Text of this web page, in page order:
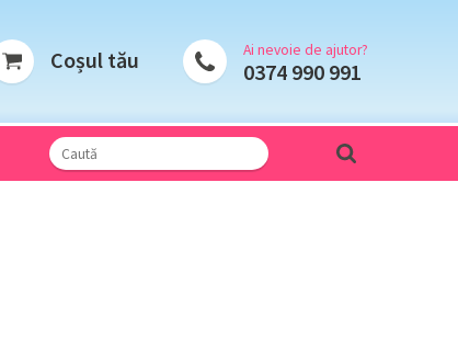
Coșul tău Ai nevoie de ajutor?
0374 990 991